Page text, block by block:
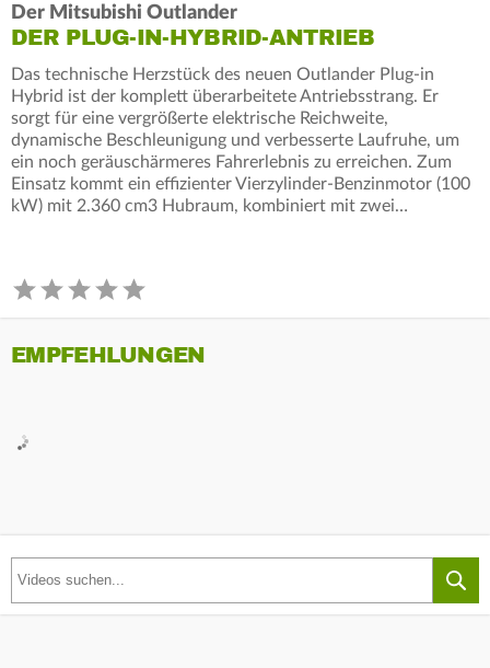
Der Mitsubishi Outlander
DER PLUG-IN-HYBRID-ANTRIEB
Das technische Herzstück des neuen Outlander Plug-in
Hybrid ist der komplett überarbeitete Antriebsstrang. Er
sorgt für eine vergrößerte elektrische Reichweite,
dynamische Beschleunigung und verbesserte Laufruhe, um
ein noch geräuschärmeres Fahrerlebnis zu erreichen. Zum
Einsatz kommt ein effizienter Vierzylinder-Benzinmotor (100
kW) mit 2.360 cm3 Hubraum, kombiniert mit zwei…
EMPFEHLUNGEN